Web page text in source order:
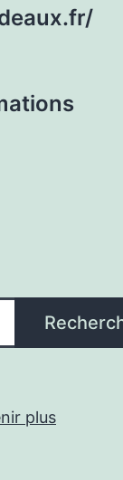
plus